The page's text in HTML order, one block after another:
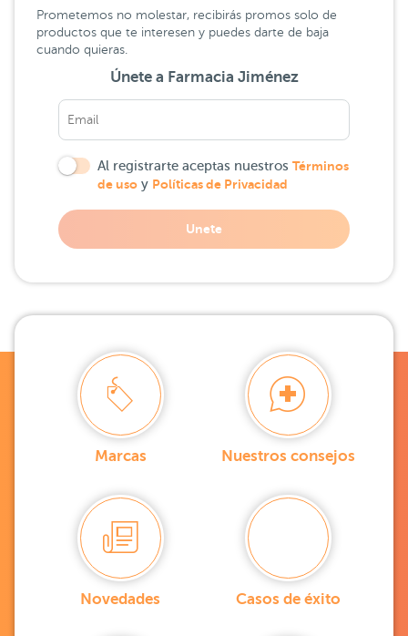
Prometemos no molestar, recibirás promos solo de
productos que te interesen y puedes darte de baja
cuando quieras.
Únete a Farmacia Jiménez
Al registrarte aceptas nuestros Términos
de uso y Políticas de Privacidad
Unete
Marcas Nuestros consejos
Novedades Casos de éxito